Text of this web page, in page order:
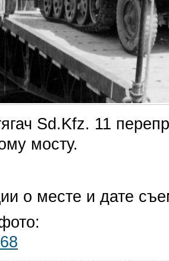
Sd.Kfz. 11
мосту.
о месте и дате